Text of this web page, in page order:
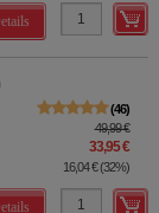
46
49,99 €
33,95 €
16,04 €(32%)